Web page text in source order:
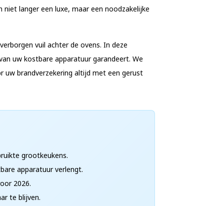
langer een luxe, maar een noodzakelijke
vuil achter de ovens. In deze
uw kostbare apparatuur garandeert. We
uw brandverzekering altijd met een gerust
grootkeukens.
apparatuur verlengt.
2026.
te blijven.